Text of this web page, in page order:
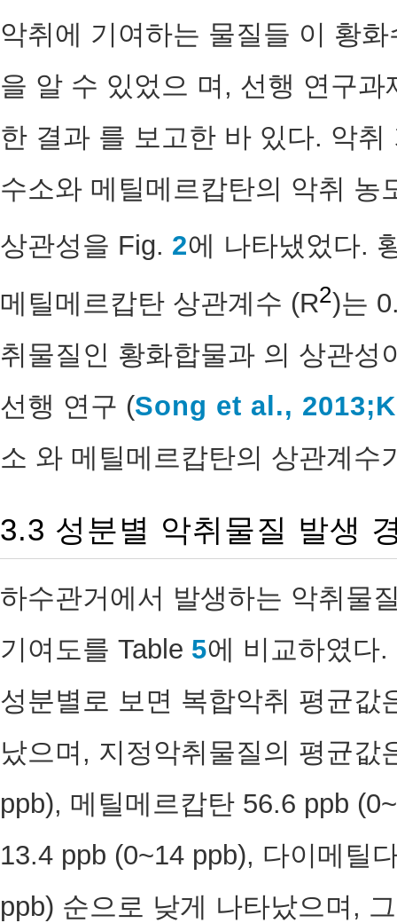
악취에 기여하는 물질들 이 황
을 알 수 있었으 며, 선행 연구과
한 결과 를 보고한 바 있다. 악
수소와 메틸메르캅탄의 악취 농
상관성을 Fig. 2에 나타냈었다.
메틸메르캅탄 상관계수 (R2)는
취물질인 황화합물과 의 상관
선행 연구 (Song et al., 2013;
소 와 메틸메르캅탄의 상관계수
3.3 성분별 악취물질 발생
하수관거에서 발생하는 악취물
기여도를 Table 5에 비교하였다.
성분별로 보면 복합악취 평균값
났으며, 지정악취물질의 평균값
ppb), 메틸메르캅탄 56.6 ppb
13.4 ppb (0~14 ppb), 다이메틸
ppb) 순으로 낮게 나타났으며,